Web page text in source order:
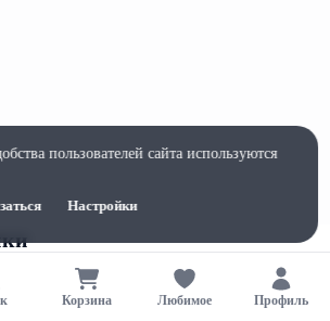
Корзина Любимое Профиль
пользователей сайта используются
Настройки